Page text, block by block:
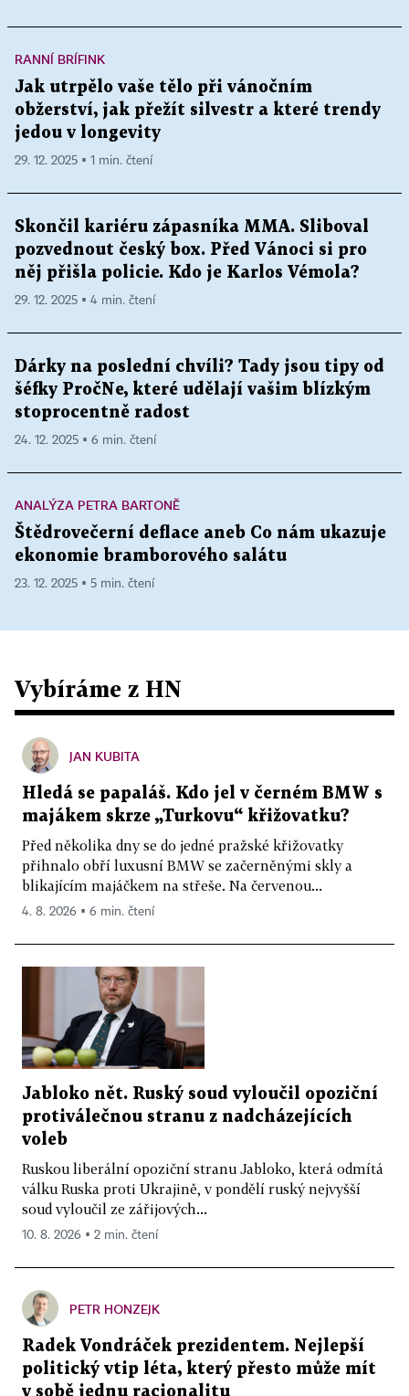
RANNÍ BRÍFINK
Jak utrpělo vaše tělo při vánočním
obžerství, jak přežít silvestr a které trendy
jedou v longevity
29. 12. 2025 ▪ 1 min. čtení
Skončil kariéru zápasníka MMA. Sliboval
pozvednout český box. Před Vánoci si pro
něj přišla policie. Kdo je Karlos Vémola?
29. 12. 2025 ▪ 4 min. čtení
Dárky na poslední chvíli? Tady jsou tipy od
šéfky PročNe, které udělají vašim blízkým
stoprocentně radost
24. 12. 2025 ▪ 6 min. čtení
ANALÝZA PETRA BARTONĚ
Štědrovečerní deflace aneb Co nám ukazuje
ekonomie bramborového salátu
23. 12. 2025 ▪ 5 min. čtení
Vybíráme z HN
JAN KUBITA
Hledá se papaláš. Kdo jel v černém BMW s
majákem skrze „Turkovu“ křižovatku?
Před několika dny se do jedné pražské křižovatky
přihnalo obří luxusní BMW se začerněnými skly a
blikajícím majáčkem na střeše. Na červenou...
4. 8. 2026 ▪ 6 min. čtení
Jabloko nět. Ruský soud vyloučil opoziční
protiválečnou stranu z nadcházejících
voleb
Ruskou liberální opoziční stranu Jabloko, která odmítá
válku Ruska proti Ukrajině, v pondělí ruský nejvyšší
soud vyloučil ze zářijových...
10. 8. 2026 ▪ 2 min. čtení
PETR HONZEJK
Radek Vondráček prezidentem. Nejlepší
politický vtip léta, který přesto může mít
v sobě jednu racionalitu